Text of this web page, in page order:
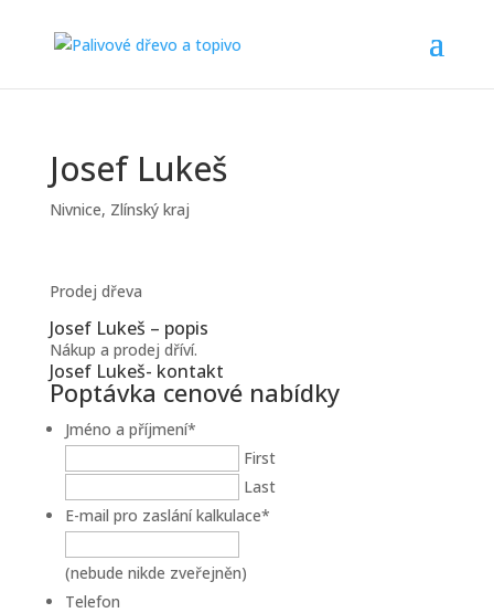
Josef Lukeš
Nivnice, Zlínský kraj
Prodej dřeva
Josef Lukeš – popis
Nákup a prodej dříví.
Josef Lukeš- kontakt
Poptávka cenové nabídky
Jméno a příjmení*
First
Last
E-mail pro zaslání kalkulace*
(nebude nikde zveřejněn)
Telefon